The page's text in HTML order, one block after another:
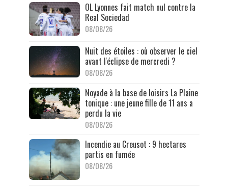
OL Lyonnes fait match nul contre la
Real Sociedad
08/08/26
Nuit des étoiles : où observer le ciel
avant l'éclipse de mercredi ?
08/08/26
Noyade à la base de loisirs La Plaine
tonique : une jeune fille de 11 ans a
perdu la vie
08/08/26
Incendie au Creusot : 9 hectares
partis en fumée
08/08/26